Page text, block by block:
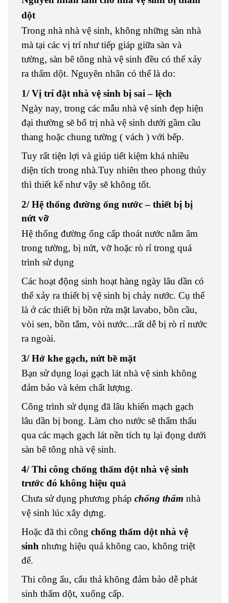
dột
Trong nhà nhà vệ sinh, không những sàn nhà
mà tại các vị trí như tiếp giáp giữa sàn và
tường, sàn bê tông nhà vệ sinh đều có thể xảy
ra thấm dột. Nguyên nhân có thể là do:
1/ Vị trí đặt nhà vệ sinh bị sai – lệch
Ngày nay, trong các mẫu nhà vệ sinh đẹp hiện
đại thường sẽ bố trị nhà vệ sinh dưới gầm cầu
thang hoặc chung tường ( vách ) với bếp.
Tuy rất tiện lợi và giúp tiết kiệm khá nhiều
diện tích trong nhà.Tuy nhiên theo phong thủy
thì thiết kế như vậy sẽ không tốt.
2/ Hệ thống đường ống nước – thiết bị bị
nứt vỡ
Hệ thống đường ống cấp thoát nước nằm âm
trong tường, bị nứt, vỡ hoặc rò rỉ trong quá
trình sử dụng
Các hoạt động sinh hoạt hàng ngày lâu dần có
thể xảy ra thiết bị vệ sinh bị chảy nước. Cụ thể
là ở các thiết bị bồn rửa mặt lavabo, bồn cầu,
vòi sen, bồn tắm, vòi nước...rất dễ bị rò rỉ nước
ra ngoài.
3/ Hở khe gạch, nứt bề mặt
Bạn sử dụng loại gạch lát nhà vệ sinh không
đảm bảo và kém chất lượng.
Công trình sử dụng đã lâu khiến mạch gạch
lâu dần bị bong. Làm cho nước sẽ thẩm thấu
qua các mạch gạch lát nền tích tụ lại đọng dưới
sàn bê tông nhà vệ sinh.
4/ Thi công chống thấm dột nhà vệ sinh
trước đó không hiệu quả
Chưa sử dụng phương pháp chống thấm nhà
vệ sinh lúc xây dựng.
Hoặc đã thi công chống thấm dột nhà vệ
sinh nhưng hiệu quả không cao, không triệt
để.
Thi công ẩu, cẩu thả không đảm bảo dễ phát
sinh thấm dột, xuống cấp.